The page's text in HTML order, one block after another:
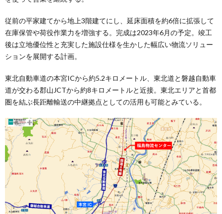
従前の平家建てから地上3階建てにし、延床面積を約6倍に拡張して
在庫保管や荷役作業力を増強する。完成は2023年6月の予定。竣工
後は立地優位性と充実した施設仕様を生かした幅広い物流ソリュー
ションを展開する計画。
東北自動車道の本宮ICから約5.2キロメートル、東北道と磐越自動車
道が交わる郡山JCTから約8キロメートルと近接。東北エリアと首都
圏を結ぶ長距離輸送の中継拠点としての活用も可能とみている。